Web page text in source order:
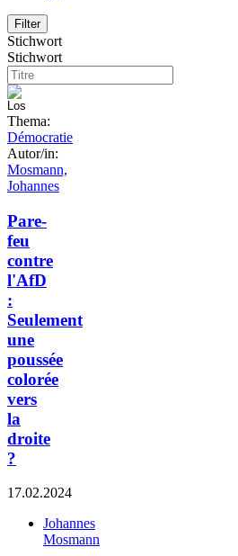
Stichwort
Stichwort
Thema:
Démocratie
Autor/in:
Mosmann,
Johannes
Pare-
feu
contre
l'AfD
:
Seulement
une
poussée
colorée
vers
la
droite
?
17.02.2024
Johannes
Mosmann